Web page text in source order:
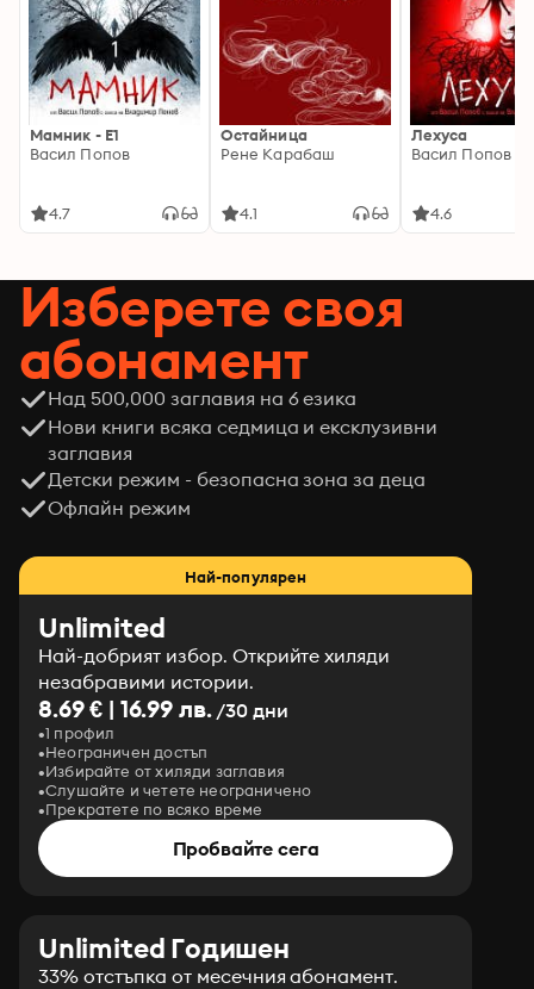
Мамник - E1
Васил Попов
4.7
Остайница
Рене Карабаш
4.1
Лехуса
Васил Попов
4.6
Изберете своя
абонамент
Над 500,000 заглавия на 6 езика
Нови книги всяка седмица и ексклузивни
заглавия
Детски режим - безопасна зона за деца
Офлайн режим
Най-популярен
Unlimited
Най-добрият избор. Открийте хиляди
незабравими истории.
8.69 € | 16.99 лв./30 дни
1 профил
Неограничен достъп
Избирайте от хиляди заглавия
Слушайте и четете неограничено
Прекратете по всяко време
Пробвайте сега
Unlimited Годишен
33% отстъпка от месечния абонамент.